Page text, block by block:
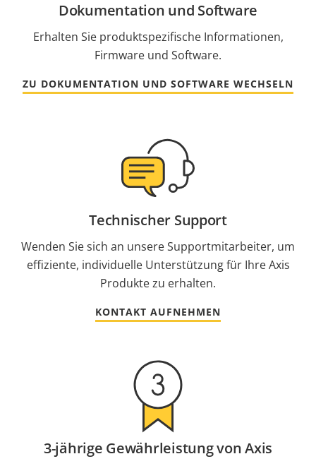
Dokumentation und Software
Erhalten Sie produktspezifische Informationen,
Firmware und Software.
ZU DOKUMENTATION UND SOFTWARE WECHSELN
Technischer Support
Wenden Sie sich an unsere Supportmitarbeiter, um
effiziente, individuelle Unterstützung für Ihre Axis
Produkte zu erhalten.
KONTAKT AUFNEHMEN
3-jährige Gewährleistung von Axis